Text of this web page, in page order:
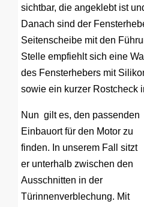
sichtbar, die angeklebt ist
Danach sind der
Seitenscheibe mit den
Stelle empfiehlt sich eine
des Fensterhebers mit
sowie ein kurzer Rostcheck
Nun gilt es, den passenden
Einbauort für den Motor zu
finden. In unserem Fall sitzt
er unterhalb zwischen den
Ausschnitten in der
Türinnenverblechung. Mit